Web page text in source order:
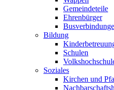
Gemeindeteile
Ehrenbürger
Bildung
Schulen
Soziales
Kirchen und